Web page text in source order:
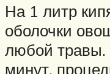
На 1 литр
оболочки
любой травы.
минут,